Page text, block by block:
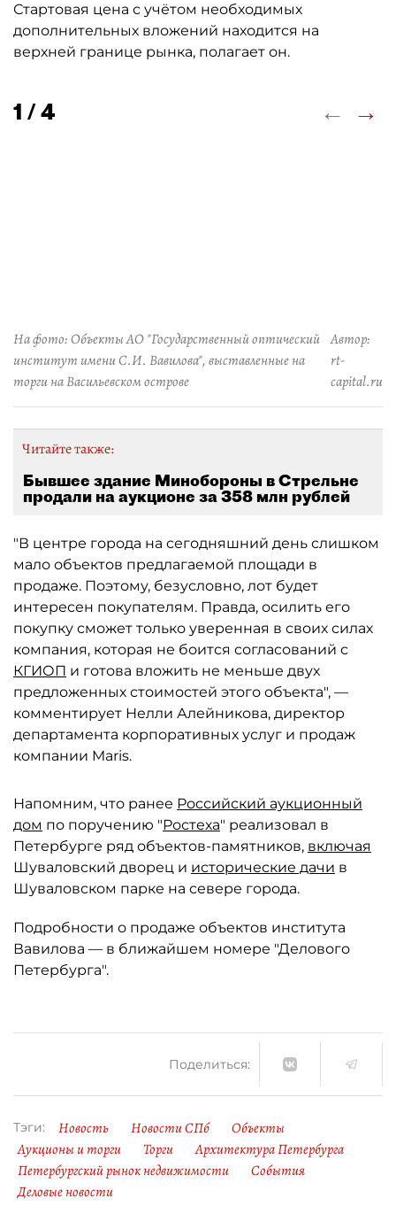
Стартовая цена с учётом необходимых
дополнительных вложений находится на
верхней границе рынка, полагает он.
1 / 4 ← →
На фото: Объекты АО "Государственный оптический
институт имени С.И. Вавилова", выставленные на
торги на Васильевском острове
Автор:
rt-
capital.ru
Читайте также:
Бывшее здание Минобороны в Стрельне
продали на аукционе за 358 млн рублей
"В центре города на сегодняшний день слишком
мало объектов предлагаемой площади в
продаже. Поэтому, безусловно, лот будет
интересен покупателям. Правда, осилить его
покупку сможет только уверенная в своих силах
компания, которая не боится согласований с
КГИОП и готова вложить не меньше двух
предложенных стоимостей этого объекта", —
комментирует Нелли Алейникова, директор
департамента корпоративных услуг и продаж
компании Maris.
Напомним, что ранее Российский аукционный
дом по поручению "Ростеха" реализовал в
Петербурге ряд объектов-памятников, включая
Шуваловский дворец и исторические дачи в
Шуваловском парке на севере города.
Подробности о продаже объектов института
Вавилова — в ближайшем номере "Делового
Петербурга".
Поделиться:
Тэги: Новость Новости СПб
Объекты
Аукционы и торги
Торги
Архитектура Петербурга
Петербургский рынок недвижимости
События
Деловые новости